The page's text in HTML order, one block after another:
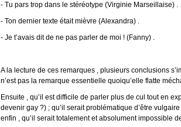
- Tu pars trop dans le stéréotype (Virginie Marseillaise) .
- Ton dernier texte était mièvre (Alexandra) .
- Je t’avais dit de ne pas parler de moi ! (Fanny) .
A la lecture de ces remarques , plusieurs conclusions
n’est pas la remarque essentielle quoiqu’elle flatte
Ensuite , qu’il est difficile de parler plus de cul tout en
devenir gay ?) ; qu’il serait problématique d’être
enfin , qu’il serait totalement et absolument impossible